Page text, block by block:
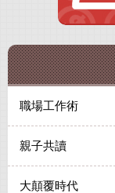
職場工作術
親子共讀
大顛覆時代